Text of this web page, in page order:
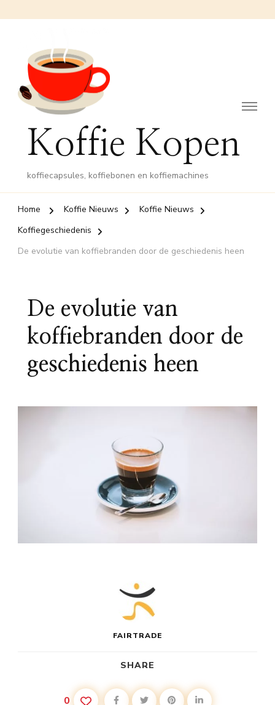
Koffie Kopen
koffiecapsules, koffiebonen en koffiemachines
Home Koffie Nieuws
Koffie Nieuws
Koffiegeschiedenis
De evolutie van koffiebranden door de geschiedenis heen
De evolutie van
koffiebranden door de
geschiedenis heen
FAIRTRADE
SHARE
0